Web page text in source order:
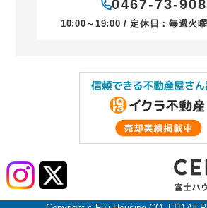
0467-73-
10:00～19:00 / 定休日：毎週火